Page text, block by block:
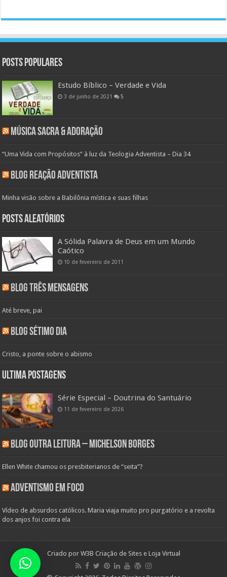
Posts populares
Estudo Bíblico – Verdade e Vida
3 de junho de 2021 5
Música Sacra & Adoração
“Uma Vida com Propósitos” à luz da Teologia Adventista – Dia 34
Blog Reação Adventista
Minha visão sobre a Babilônia mística e suas filhas
Posts aleatórios
A Sólida Palavra de Deus em um Mundo
Caótico
10 de fevereiro de 2011
Blog Três Mensagens
Até breve, pai
Blog Sétimo Dia
Cristo, a ponte sobre o abismo
Ultima Postagens
Série Especial – Doutrina do Santuário
11 de fevereiro de 2026
Blog Outra Leitura – Michelson Borges
Ellen White chamou os presbiterianos de “seita”?
Adventismo em Foco
Vídeo de absurdos católicos. Maria viaja muito pro purgatório e a revolta
dos anjos foi contra ela
Criado por W3B Criação de Sites e Loja Virtual